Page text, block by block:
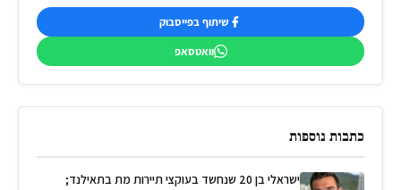
שיתוף בפייסבוק
וואטסאפ
כתבות נוספות
ישראלי בן 20 שנחשד בעוקצי תיירות מת בתאילנד;